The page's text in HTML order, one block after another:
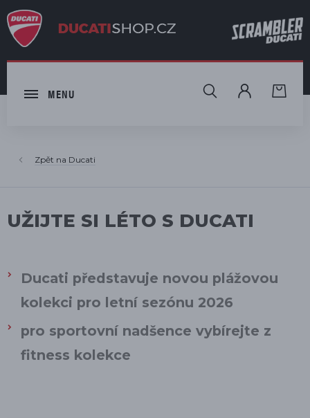
MENU HLEDAT
Ducati
UŽIJTE SI LÉTO S DUCATI
Ducati představuje novou plážovou
kolekci pro letní sezónu 2026
pro sportovní nadšence vybírejte z
fitness kolekce